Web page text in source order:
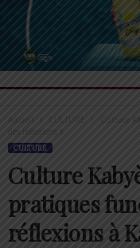
Accueil CULTURE
Culture
CULTURE
Culture
pratiques
réflexions à